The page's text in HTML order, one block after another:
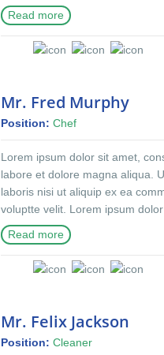
incididunt ut labore et dolore
exercitation ullamco laboris nisi
reprehenderit in voluptate
dolor in reprehenderit.At vero
blanditiis praesentium
qui blanditiis praesentium
mollitia animi, id est laborum et
distinctio.
Read more
Mr. Fred Murphy
Position: Chef
Lorem ipsum dolor sit amet,
labore et dolore magna aliqua.
laboris nisi ut aliquip ex ea
voluptte velit. Lorem ipsum
incididunt ut labore et dolore
exercitation ullamco laboris nisi
reprehenderit in voluptate
dolor in reprehenderit.At vero
blanditiis praesentium
qui blanditiis praesentium
Read more
Mr. Felix Jackson
Position: Cleaner